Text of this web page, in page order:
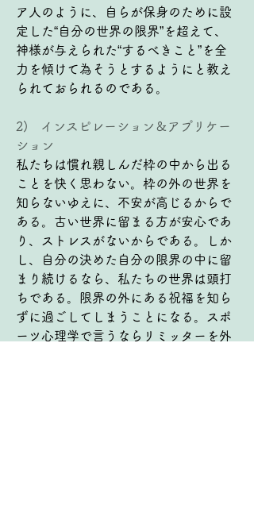
ア人のように、自らが保身のために設
定した“自分の世界の限界”を超えて、
神様が与えられた“するべきこと”を全
力を傾けて為そうとするようにと教え
られておられるのである。
2)   インスピレーション＆アプリケー
ション
私たちは慣れ親しんだ枠の中から出る
ことを快く思わない。枠の外の世界を
知らないゆえに、不安が高じるからで
ある。古い世界に留まる方が安心であ
り、ストレスがないからである。しか
し、自分の決めた自分の限界の中に留
まり続けるなら、私たちの世界は頭打
ちである。限界の外にある祝福を知ら
ずに過ごしてしまうことになる。スポ
ーツ心理学で言うならリミッターを外